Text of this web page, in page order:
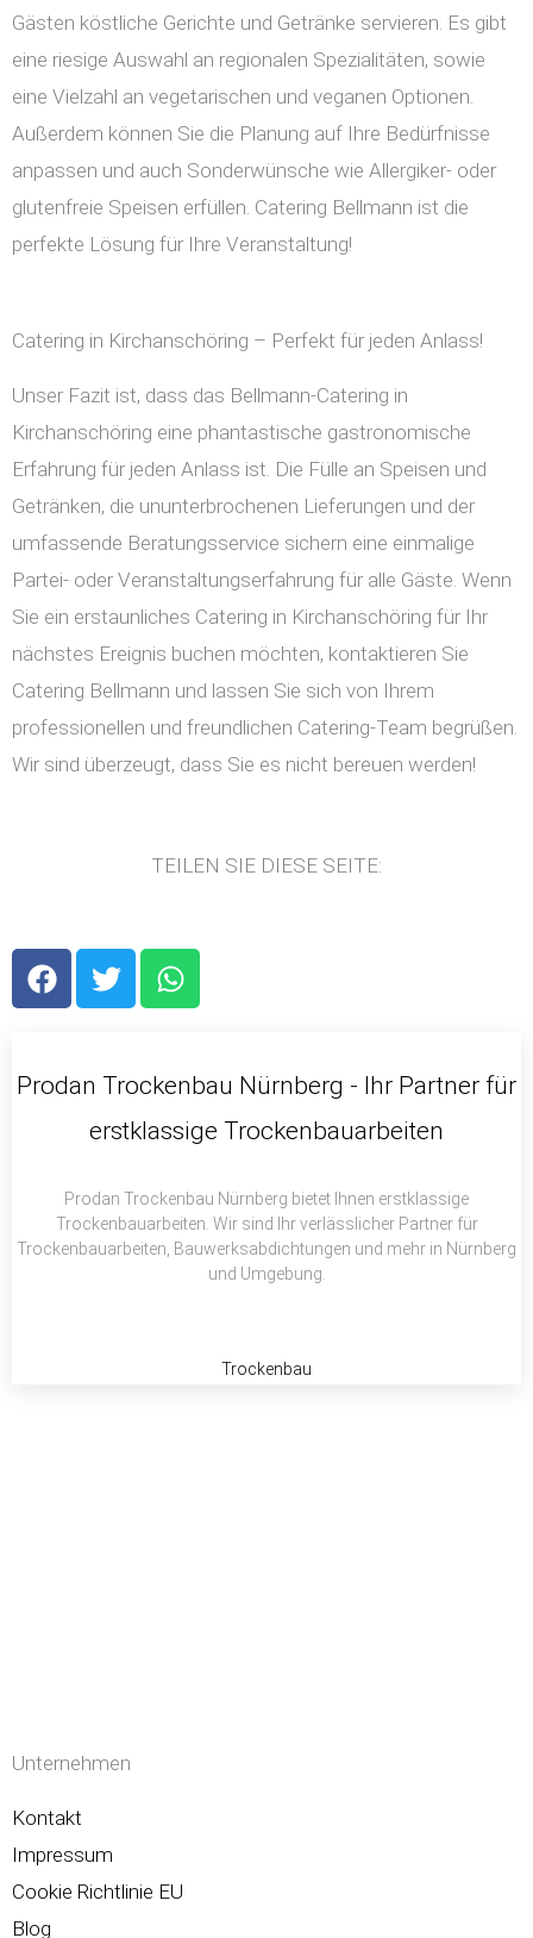
Gästen köstliche Gerichte und Getränke servieren. Es gibt
eine riesige Auswahl an regionalen Spezialitäten, sowie
eine Vielzahl an vegetarischen und veganen Optionen.
Außerdem können Sie die Planung auf Ihre Bedürfnisse
anpassen und auch Sonderwünsche wie Allergiker- oder
glutenfreie Speisen erfüllen. Catering Bellmann ist die
perfekte Lösung für Ihre Veranstaltung!
Catering in Kirchanschöring – Perfekt für jeden Anlass!
Unser Fazit ist, dass das Bellmann-Catering in
Kirchanschöring eine phantastische gastronomische
Erfahrung für jeden Anlass ist. Die Fülle an Speisen und
Getränken, die ununterbrochenen Lieferungen und der
umfassende Beratungsservice sichern eine einmalige
Partei- oder Veranstaltungserfahrung für alle Gäste. Wenn
Sie ein erstaunliches Catering in Kirchanschöring für Ihr
nächstes Ereignis buchen möchten, kontaktieren Sie
Catering Bellmann und lassen Sie sich von Ihrem
professionellen und freundlichen Catering-Team begrüßen.
Wir sind überzeugt, dass Sie es nicht bereuen werden!
TEILEN SIE DIESE SEITE:
F
a
b
T
w
t
r
W
h
s
p
Prodan Trockenbau Nürnberg - Ihr Partner für
erstklassige Trockenbauarbeiten
Prodan Trockenbau Nürnberg bietet Ihnen erstklassige
Trockenbauarbeiten. Wir sind Ihr verlässlicher Partner für
Trockenbauarbeiten, Bauwerksabdichtungen und mehr in Nürnberg
und Umgebung.
Trockenbau
Unternehmen
Kontakt
Impressum
Cookie Richtlinie EU
Blog